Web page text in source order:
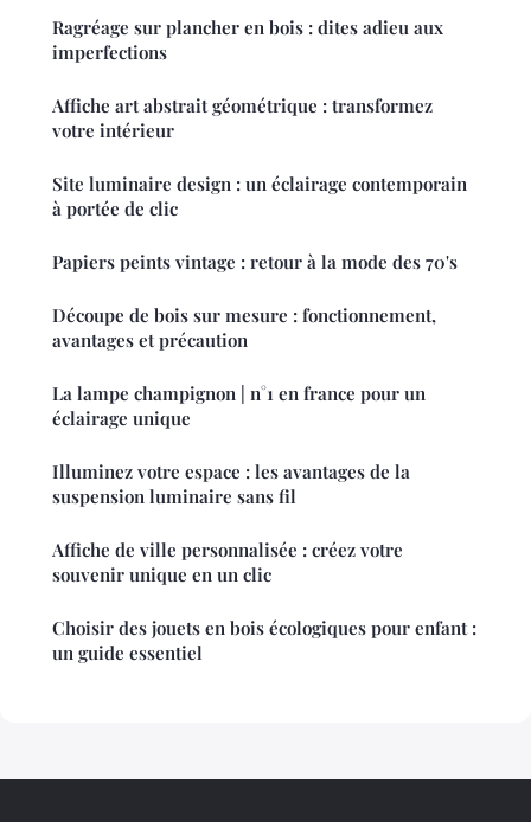
Ragréage sur plancher en bois : dites adieu aux
imperfections
Affiche art abstrait géométrique : transformez
votre intérieur
Site luminaire design : un éclairage contemporain
à portée de clic
Papiers peints vintage : retour à la mode des 70's
Découpe de bois sur mesure : fonctionnement,
avantages et précaution
La lampe champignon | n°1 en france pour un
éclairage unique
Illuminez votre espace : les avantages de la
suspension luminaire sans fil
Affiche de ville personnalisée : créez votre
souvenir unique en un clic
Choisir des jouets en bois écologiques pour enfant :
un guide essentiel